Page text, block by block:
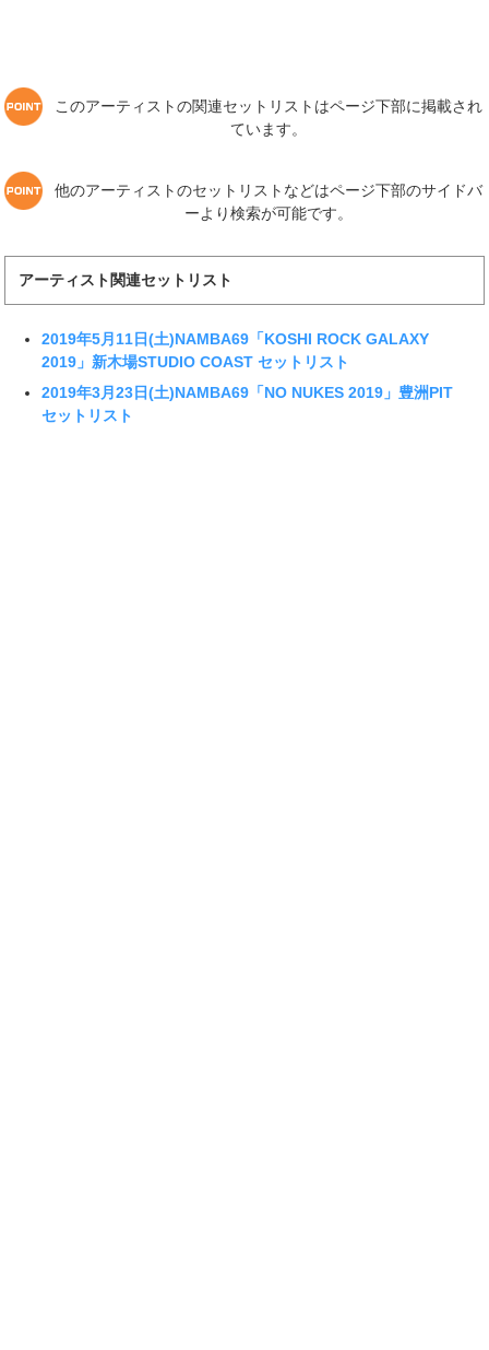
このアーティストの関連セットリストはページ下部に掲載され
ています。
他のアーティストのセットリストなどはページ下部のサイドバ
ーより検索が可能です。
アーティスト関連セットリスト
2019年5月11日(土)NAMBA69「KOSHI ROCK GALAXY
2019」新木場STUDIO COAST セットリスト
2019年3月23日(土)NAMBA69「NO NUKES 2019」豊洲PIT
セットリスト